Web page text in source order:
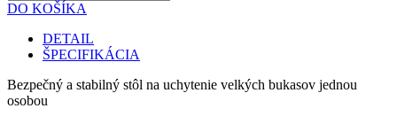
DO KOŠÍKA
DETAIL
ŠPECIFIKÁCIA
Bezpečný a stabilný stôl na uchytenie velkých bukasov jednou
osobou